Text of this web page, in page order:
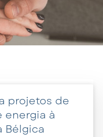
projetos de
energia à
Bélgica